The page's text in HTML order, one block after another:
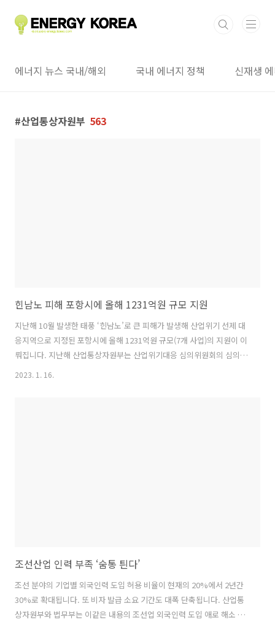
에너지 뉴스 국내/해외 국내 에너지 정책 신재생
산업통상자원부 563
힌남노 피해 포항시에 올해 1231억원 규모 지원
지난해 10월 발생한 태풍 ‘힌남노’로 큰 피해가 발생해 산업위기 선제 대
응지역으로 지정된 포항시에 올해 1231억원 규모(7개 사업)의 지원이 이
뤄집니다. 지난해 산업통상자원부는 산업위기대응 심의위원회의 심의·
의결을 거쳐 포항시를2022년 10월 31일부터 2024년 10월 30일까지 2
2023. 1. 16.
조선산업 인력 부족 ‘숨통 틘다’
조선 분야의 기업별 외국인력 도입 허용 비율이 현재의 20%에서 2년간
30%로 확대됩니다. 또 비자 발급 소요 기간도 대폭 단축됩니다. 산업통
상자원부와 법무부는 이같은 내용의 조선업 외국인력 도입 애로 해소 방